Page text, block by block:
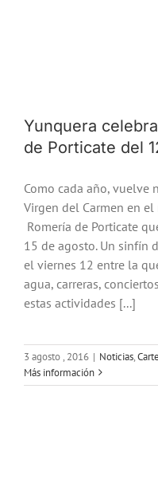
Yunquera
de Porticate del
Como cada año,
Virgen del Carmen en
Romería de Porticate
15 de agosto. Un sinfín
el viernes 12 entre la
agua, carreras,
estas actividades [...]
3 agosto , 2016 | Noticias,
Más información